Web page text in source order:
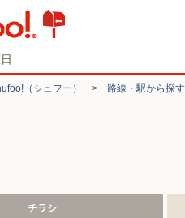
（シュフー） > 路線・駅から探す
チラシ